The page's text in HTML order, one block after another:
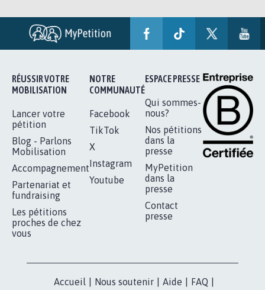
RÉUSSIR VOTRE
MOBILISATION
Lancer votre
pétition
Blog - Parlons
Mobilisation
Accompagnement
Partenariat et
fundraising
Les pétitions
proches de chez
vous
NOTRE
COMMUNAUTÉ
Facebook
TikTok
X
Instagram
Youtube
ESPACE PRESSE
Qui sommes-
nous?
Nos pétitions
dans la
presse
MyPetition
dans la
presse
Contact
presse
Accueil Nous soutenir Aide FAQ